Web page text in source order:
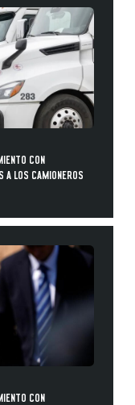
CON
A LOS CAMIONEROS
CON